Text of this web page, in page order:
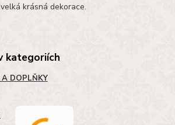
krásná dekorace.
kategoriích
A DOPLŇKY